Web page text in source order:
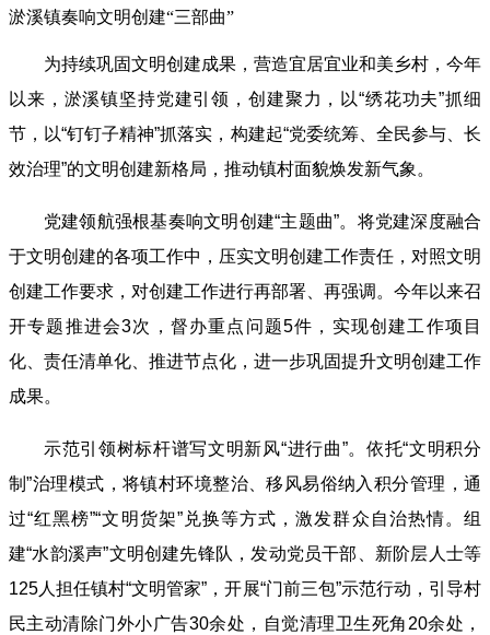
淤溪镇奏响文明创建“三部曲”
为持续巩固文明创建成果，营造宜居宜业和美乡村，今年
以来，淤溪镇坚持党建引领，创建聚力，以“绣花功夫”抓细
节，以“钉钉子精神”抓落实，构建起“党委统筹、全民参与、长
效治理”的文明创建新格局，推动镇村面貌焕发新气象。
党建领航强根基奏响文明创建“主题曲”。将党建深度融合
于文明创建的各项工作中，压实文明创建工作责任，对照文明
创建工作要求，对创建工作进行再部署、再强调。今年以来召
开专题推进会3次，督办重点问题5件，实现创建工作项目
化、责任清单化、推进节点化，进一步巩固提升文明创建工作
成果。
示范引领树标杆谱写文明新风“进行曲”。依托“文明积分
制”治理模式，将镇村环境整治、移风易俗纳入积分管理，通
过“红黑榜”“文明货架”兑换等方式，激发群众自治热情。组
建“水韵溪声”文明创建先锋队，发动党员干部、新阶层人士等
125人担任镇村“文明管家”，开展“门前三包”示范行动，引导村
民主动清除门外小广告30余处，自觉清理卫生死角20余处，